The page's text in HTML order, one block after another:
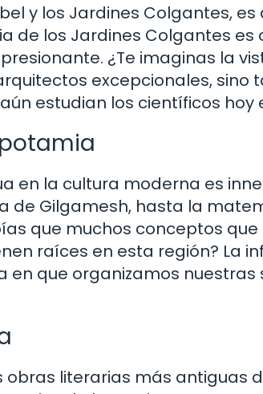
y los Jardines Colgantes, es
de los Jardines Colgantes
¿Te imaginas la
excepcionales, sino
estudian los científicos hoy
en la cultura moderna es
de Gilgamesh, hasta la
que muchos conceptos
raíces en esta región? La
que organizamos nuestras
obras literarias más antiguas